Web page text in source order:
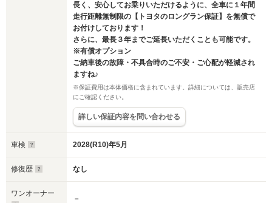
長く、安心してお乗りいただけるように、全車に１年間
走行距離無制限の【トヨタのロングラン保証】を無償で
お付けしております！
さらに、最長３年までご延長いただくことも可能です。
※有償オプション
ご納車後の故障・不具合時のご不安・ご心配が軽減され
ますね♪
※保証費用は本体価格に含まれています。詳細については、販売店
にご確認ください。
詳しい保証内容を問い合わせる
車検 2028(R10)年5月
修復歴 なし
ワンオーナー
－